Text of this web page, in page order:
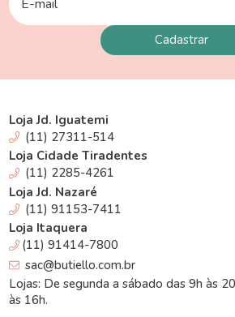
Loja Jd. Iguatemi
(11) 27311-514
Loja Cidade Tiradentes
(11) 2285-4261
Loja Jd. Nazaré
(11) 91153-7411
Loja Itaquera
(11) 91414-7800
sac@butiello.com.br
Lojas: De segunda a sábado das 9h às
às 16h.